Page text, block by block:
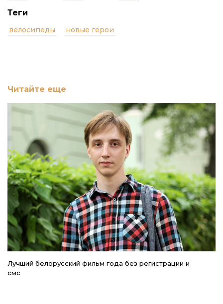
Теги
велосипеды новые герои
Читайте еще
Лучший белорусский фильм года без регистрации и
смс